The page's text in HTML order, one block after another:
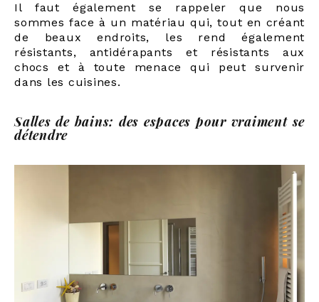
Il faut également se rappeler que nous
sommes face à un matériau qui, tout en créant
de beaux endroits, les rend également
résistants, antidérapants et résistants aux
chocs et à toute menace qui peut survenir
dans les cuisines.
Salles de bains: des espaces pour vraiment se
détendre